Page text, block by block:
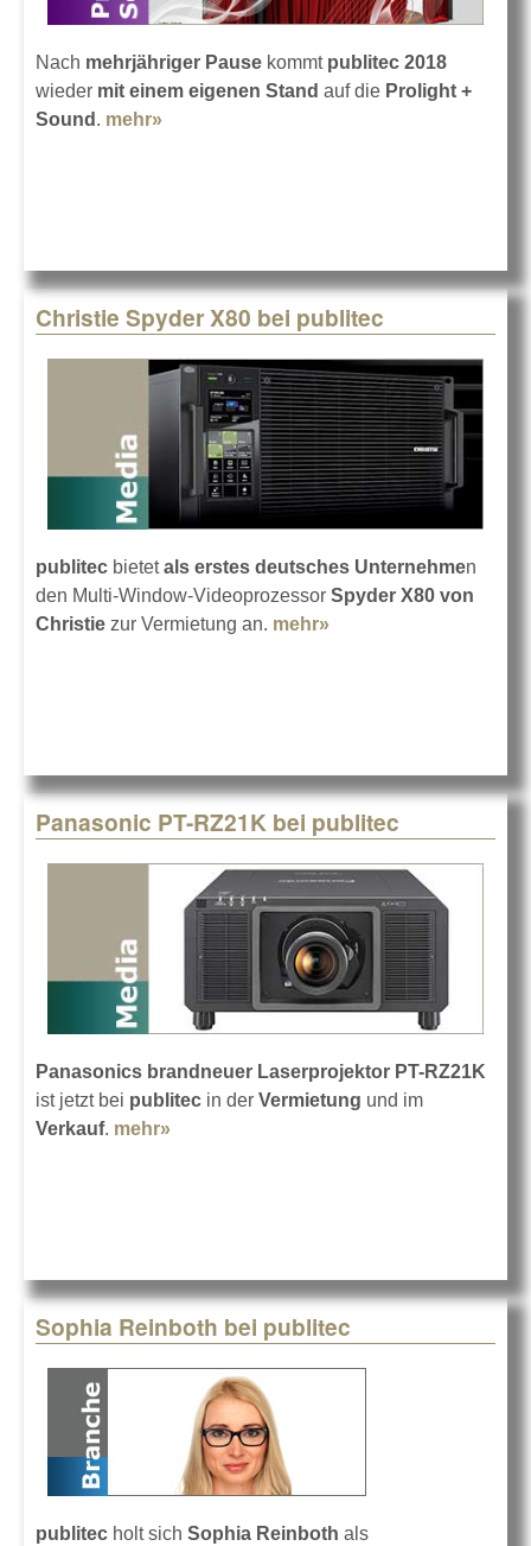
Nach mehrjähriger Pause kommtpublitec 2018
wieder mit einem eigenen Stand auf die Prolight +
Sound . mehr»
Christie Spyder X80 bei publitec
publitec bietetals erstes deutsches Unternehmen
den Multi-Window-Videoprozessor Spyder X80 von
Christie zur Vermietung an. mehr»
Panasonic PT-RZ21K bei publitec
Panasonics brandneuer Laserprojektor PT-RZ21K
ist jetzt bei publitec in der Vermietung und im
Verkauf. mehr»
Sophia Reinboth bei publitec
publitec holt sich Sophia Reinboth als